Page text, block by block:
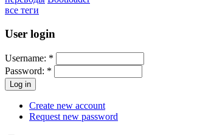
все теги
User login
Username: *
Password: *
Create new account
Request new password